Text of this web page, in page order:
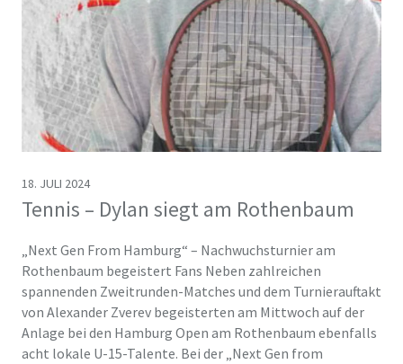
Tennis – Dylan siegt am Rothenbaum
18. JULI 2024
„Next Gen From Hamburg“ – Nachwuchsturnier am
Rothenbaum begeistert Fans Neben zahlreichen
spannenden Zweitrunden-Matches und dem Turnierauftakt
von Alexander Zverev begeisterten am Mittwoch auf der
Anlage bei den Hamburg Open am Rothenbaum ebenfalls
acht lokale U-15-Talente. Bei der „Next Gen from